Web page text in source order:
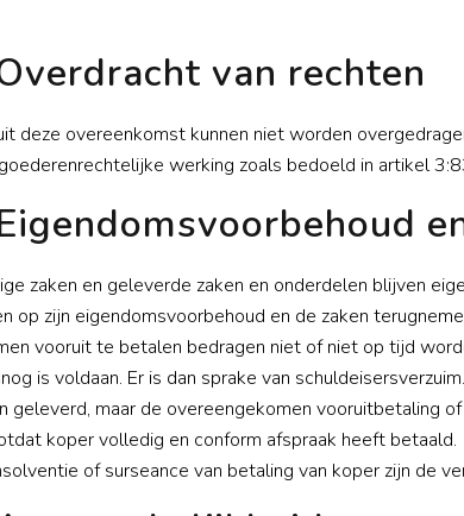
van rechten
deze overeenkomst kunnen niet worden
werking zoals bedoeld in artikel
zaken en geleverde zaken en onderdelen blijven
op zijn eigendomsvoorbehoud en de zaken
vooruit te betalen bedragen niet of niet op tijd
is voldaan. Er is dan sprake van
geleverd, maar de overeengekomen vooruitbetaling
koper volledig en conform afspraak heeft betaald.
of surseance van betaling van koper zijn de